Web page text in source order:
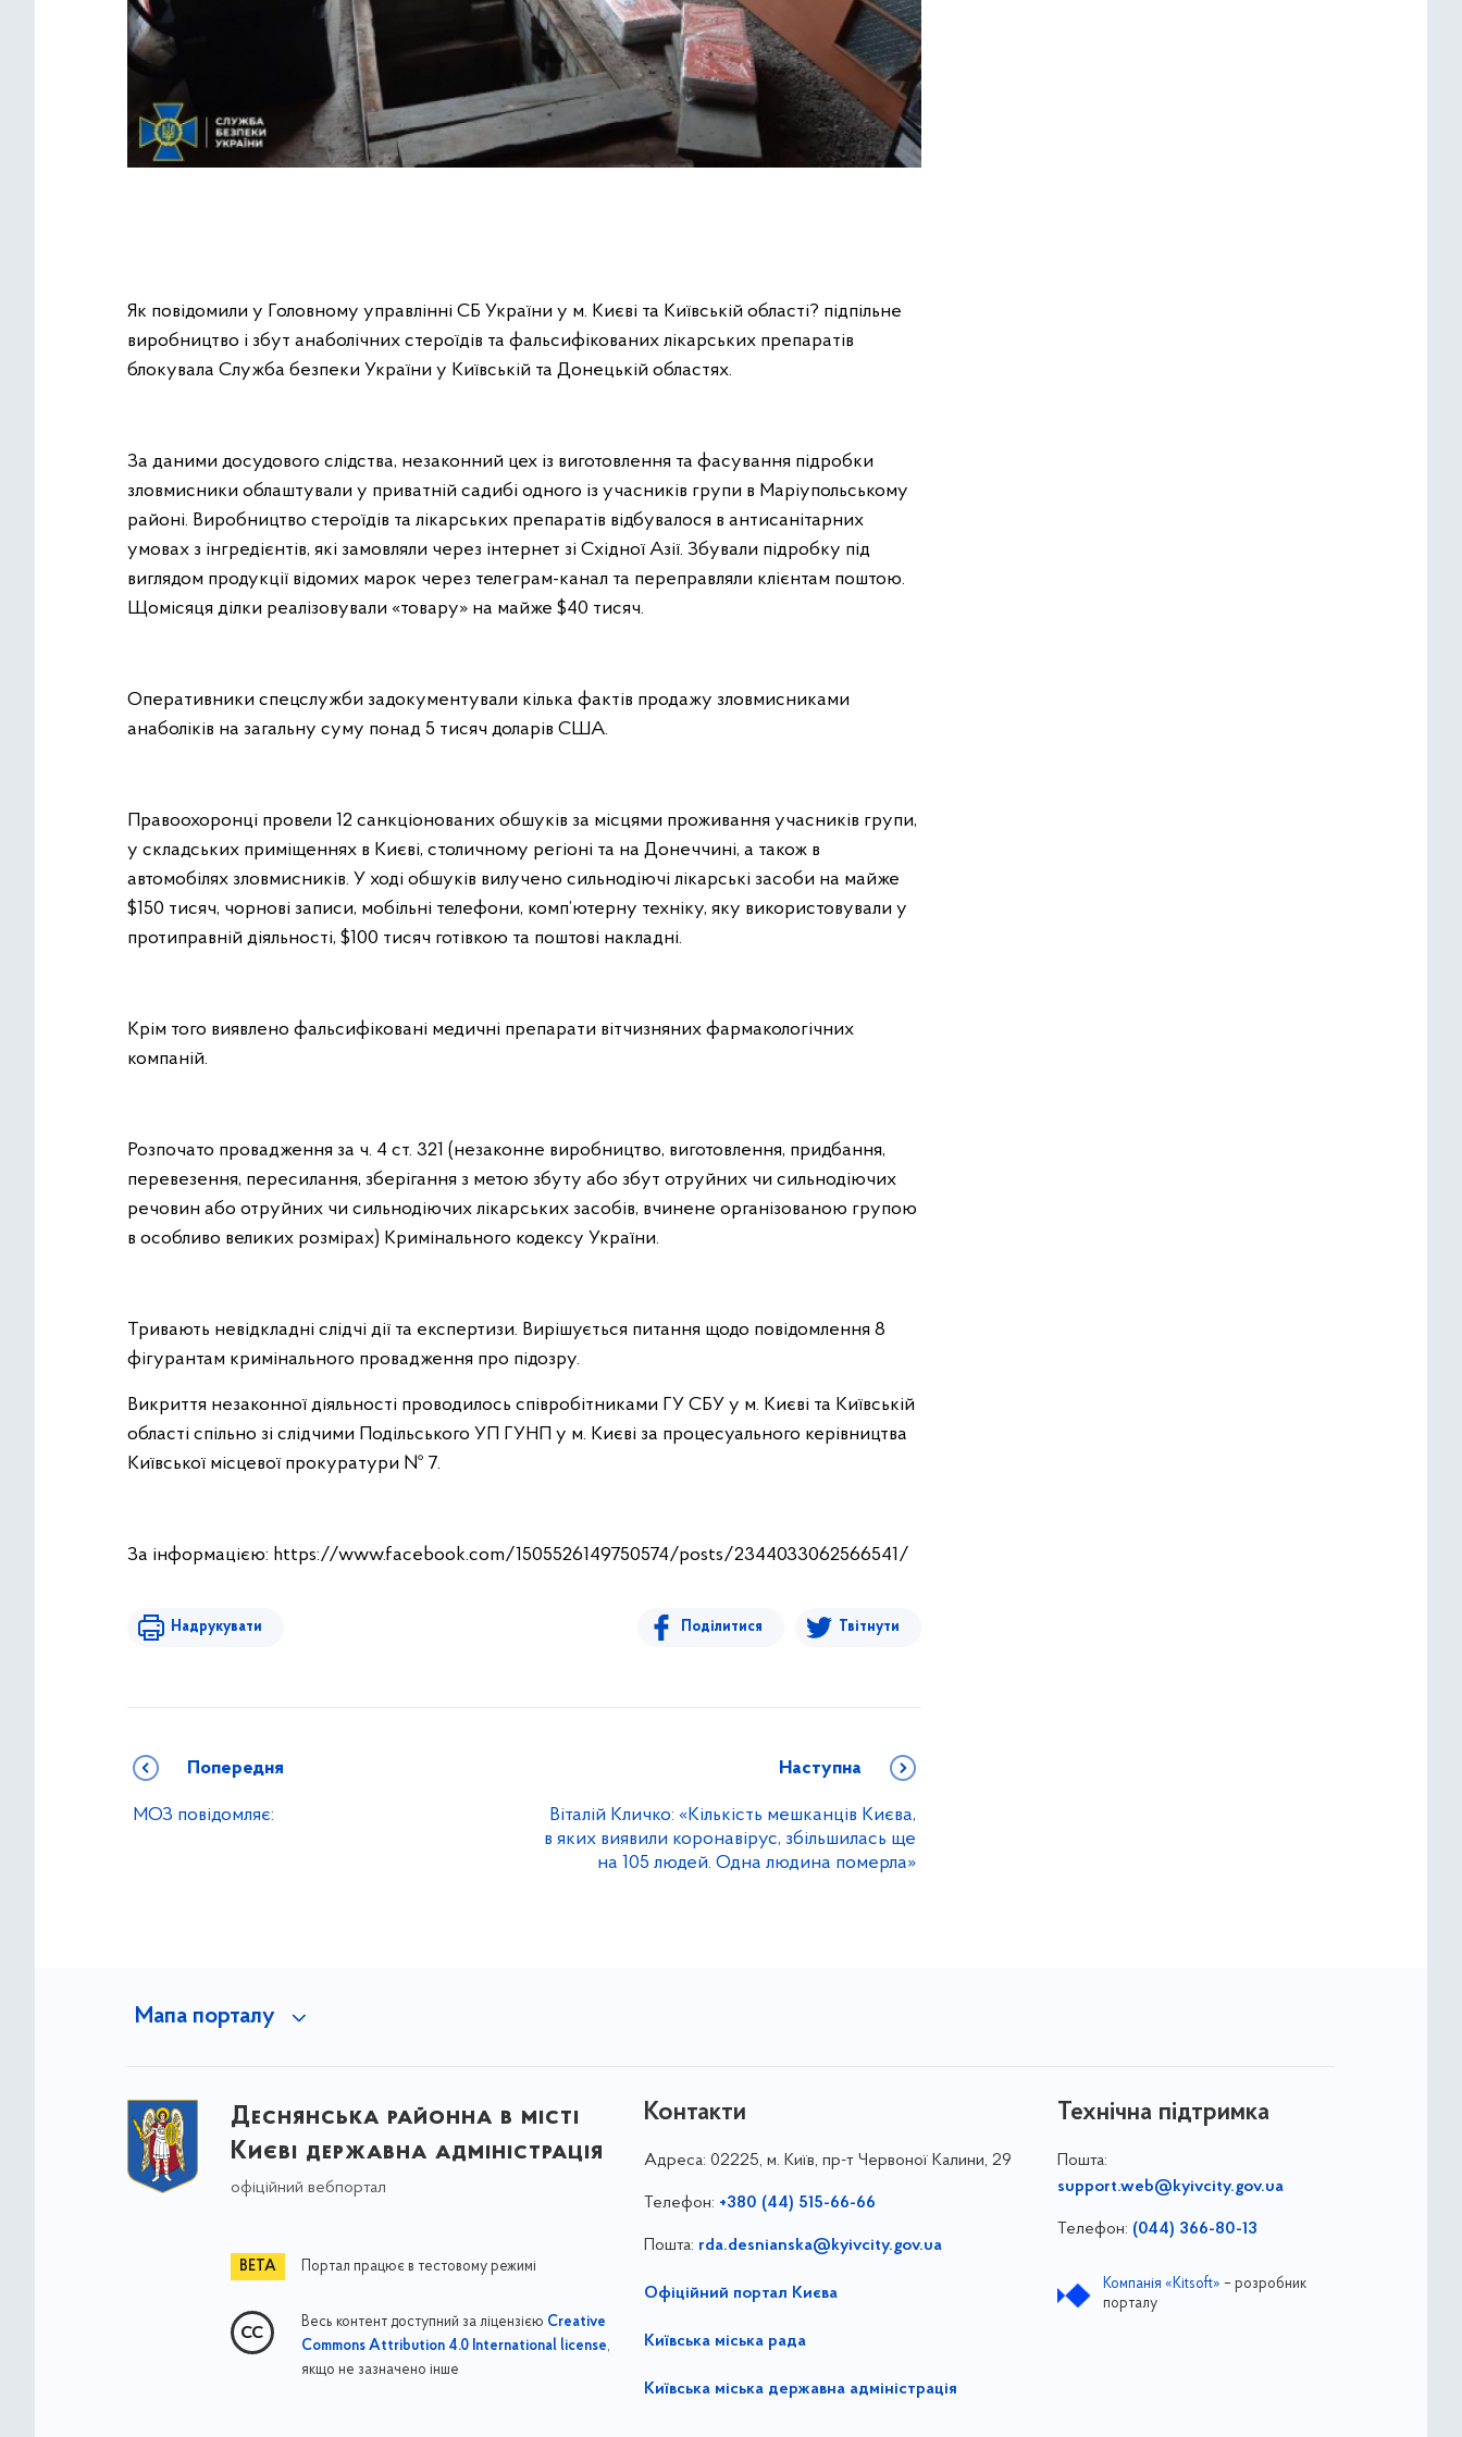
Як повідомили у Головному управлінні СБ України у м. Києві та Київській області? підпільне
виробництво і збут анаболічних стероїдів та фальсифікованих лікарських препаратів
блокувала Служба безпеки України у Київській та Донецькій областях.
За даними досудового слідства, незаконний цех із виготовлення та фасування підробки
зловмисники облаштували у приватній садибі одного із учасників групи в Маріупольському
районі. Виробництво стероїдів та лікарських препаратів відбувалося в антисанітарних
умовах з інгредієнтів, які замовляли через інтернет зі Східної Азії. Збували підробку під
виглядом продукції відомих марок через телеграм-канал та переправляли клієнтам поштою.
Щомісяця ділки реалізовували «товару» на майже $40 тисяч.
Оперативники спецслужби задокументували кілька фактів продажу зловмисниками
анаболіків на загальну суму понад 5 тисяч доларів США.
Правоохоронці провели 12 санкціонованих обшуків за місцями проживання учасників групи,
у складських приміщеннях в Києві, столичному регіоні та на Донеччині, а також в
автомобілях зловмисників. У ході обшуків вилучено сильнодіючі лікарські засоби на майже
$150 тисяч, чорнові записи, мобільні телефони, комп’ютерну техніку, яку використовували у
протиправній діяльності, $100 тисяч готівкою та поштові накладні.
Крім того виявлено фальсифіковані медичні препарати вітчизняних фармакологічних
компаній.
Розпочато провадження за ч. 4 ст. 321 (незаконне виробництво, виготовлення, придбання,
перевезення, пересилання, зберігання з метою збуту або збут отруйних чи сильнодіючих
речовин або отруйних чи сильнодіючих лікарських засобів, вчинене організованою групою
в особливо великих розмірах) Кримінального кодексу України.
Тривають невідкладні слідчі дії та експертизи. Вирішується питання щодо повідомлення 8
фігурантам кримінального провадження про підозру.
Викриття незаконної діяльності проводилось співробітниками ГУ СБУ у м. Києві та Київській
області спільно зі слідчими Подільського УП ГУНП у м. Києві за процесуального керівництва
Київської місцевої прокуратури № 7.
За інформацією: https://www.facebook.com/1505526149750574/posts/2344033062566541/
Надрукувати Поділитися Твітнути
Попередня
МОЗ повідомляє:
Наступна
Віталій Кличко: «Кількість мешканців Києва,
в яких виявили коронавірус, збільшилась ще
на 105 людей. Одна людина померла»
Мапа порталу
Деснянська районна в місті
Києві державна адміністрація
офіційний вебпортал
Портал працює в тестовому режимі
Весь контент доступний за ліцензією Creative
Commons Attribution 4.0 International license,
якщо не зазначено інше
Контакти
Адреса: 02225, м. Київ, пр-т Червоної Калини, 29
Телефон: +380 (44) 515-66-66
Пошта: rda.desnianska@kyivcity.gov.ua
Офіційний портал Києва
Київська міська рада
Київська міська державна адміністрація
Технічна підтримка
Пошта:
support.web@kyivcity.gov.ua
Телефон: (044) 366-80-13
Компанія «Kitsoft» – розробник
порталу